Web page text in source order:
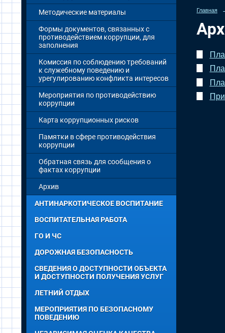
Методические материалы
Формы документов, связанных с
противодействием коррупции, для
заполнения
Комиссия по соблюдению требований
к служебному поведению и
урегулированию конфликта интересов
Мероприятия по противодействию
коррупции
Карта коррупционных рисков
Памятки в сфере противодействия
коррупции
Обратная связь для сообщения о
фактах коррупции
Архив
АНТИНАРКОТИЧЕСКОЕ ВОСПИТАНИЕ
ВОСПИТАТЕЛЬНАЯ РАБОТА
ГО И ЧС
ДОРОЖНАЯ БЕЗОПАСНОСТЬ
СВЕДЕНИЯ О ДОСТУПНОСТИ ОБЪЕКТА
И ДОСТУПНОСТИ ПОЛУЧЕНИЯ УСЛУГ
ЛЕТНИЙ ОТДЫХ
МЕРОПРИЯТИЯ ПО БЕЗОПАСНОМУ
ПОВЕДЕНИЮ
Главная